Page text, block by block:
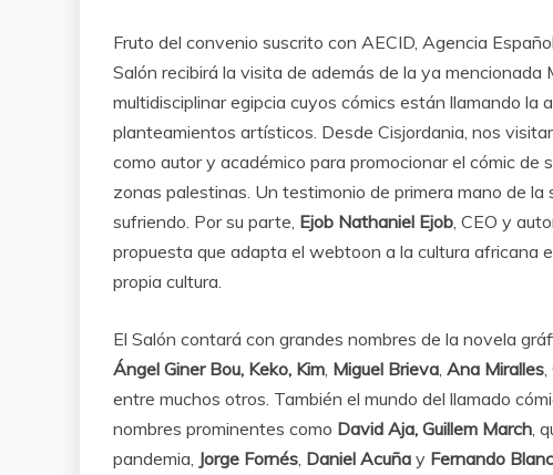
Fruto del convenio suscrito con AECID, Agencia
Salón recibirá la visita de además de la ya mencionada
multidisciplinar egipcia cuyos cómics están llamando la
planteamientos artísticos. Desde Cisjordania, nos
como autor y académico para promocionar el cómic
zonas palestinas. Un testimonio de primera mano de
sufriendo. Por su parte, Ejob Nathaniel Ejob , CEO y
propuesta que adapta el webtoon a la cultura africana
propia cultura.
El Salón contará con grandes nombres de la novela
Ángel Giner Bou, Keko, Kim Miguel Brieva Ana Miralles
entre muchos otros. También el mundo del llamado
nombres prominentes como David Aja, Guillem March ,
pandemia, Jorge Fornés Daniel Acuña y Fernando